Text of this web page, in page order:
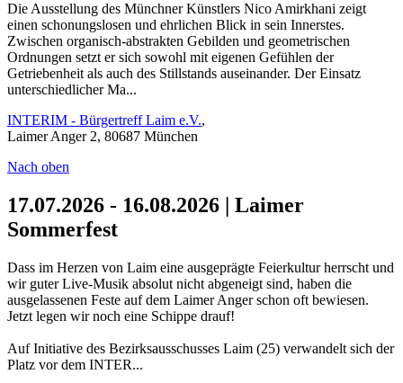
Die Ausstellung des Münchner Künstlers Nico Amirkhani zeigt
einen schonungslosen und ehrlichen Blick in sein Innerstes.
Zwischen organisch-abstrakten Gebilden und geometrischen
Ordnungen setzt er sich sowohl mit eigenen Gefühlen der
Getriebenheit als auch des Stillstands auseinander. Der Einsatz
unterschiedlicher Ma...
INTERIM - Bürgertreff Laim e.V.,
Laimer Anger 2, 80687 München
Nach oben
17.07.2026 - 16.08.2026 | Laimer
Sommerfest
Dass im Herzen von Laim eine ausgeprägte Feierkultur herrscht und
wir guter Live-Musik absolut nicht abgeneigt sind, haben die
ausgelassenen Feste auf dem Laimer Anger schon oft bewiesen.
Jetzt legen wir noch eine Schippe drauf!
Auf Initiative des Bezirksausschusses Laim (25) verwandelt sich der
Platz vor dem INTER...